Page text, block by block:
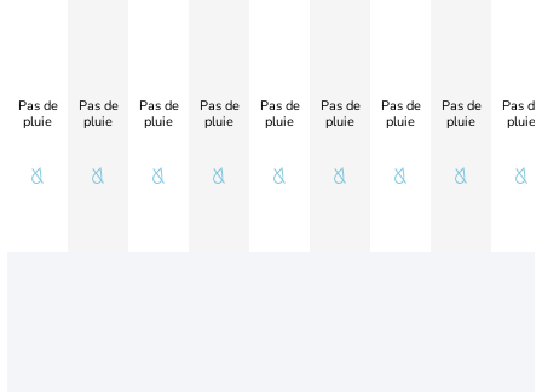
Pas de
pluie
Pas de
pluie
Pas de
pluie
Pas de
pluie
Pas de
pluie
Pas de
pluie
Pas de
pluie
Pas de
pluie
Pas de
pluie